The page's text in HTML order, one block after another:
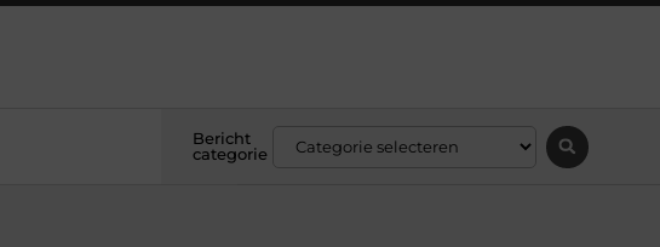
Bericht
categorie